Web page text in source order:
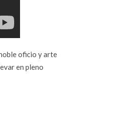
oficio y arte
en pleno